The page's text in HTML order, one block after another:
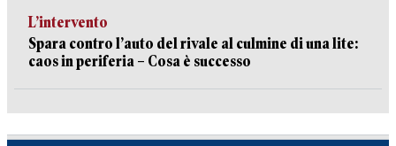
L’intervento
Spara contro l’auto del rivale al culmine di una lite:
caos in periferia – Cosa è successo